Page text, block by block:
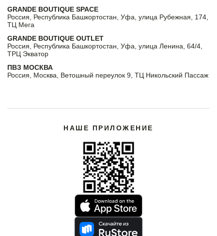
GRANDE BOUTIQUE SPACE
Россия, Республика Башкортостан, Уфа, улица Рубежная, 174,
ТЦ Мега
GRANDE BOUTIQUE OUTLET
Россия, Республика Башкортостан, Уфа, улица Ленина, 64/4,
ТРЦ Экватор
ПВЗ МОСКВА
Россия, Москва, Ветошный переулок 9, ТЦ Никольский Пассаж
НАШЕ ПРИЛОЖЕНИЕ